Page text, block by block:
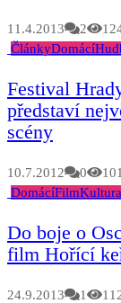
11.4.2013 2
ČlánkyDomácí
Festival
představí
scény
10.7.2012 0
DomácíFilmKultura
Do boje o
film Hořící
24.9.2013 1